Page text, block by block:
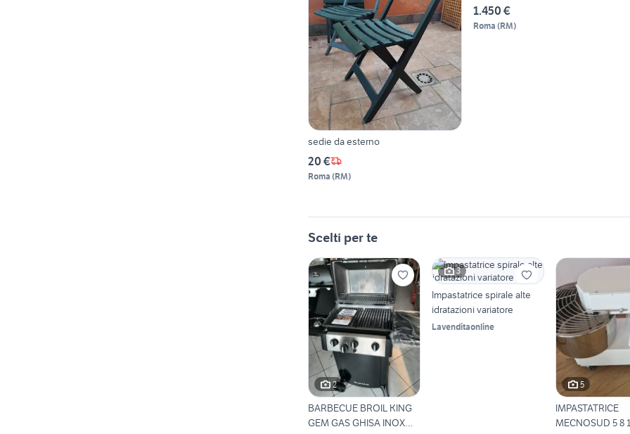
sedie da esterno
20 €
Roma (RM)
1.450 €
Roma (RM)
Scelti per te
2
BARBECUE BROIL KING
GEM GAS GHISA INOX
3
Impastatrice spirale alte
idratazioni variatore
Lavenditaonline
5
IMPASTATRICE
MECNOSUD 5 8